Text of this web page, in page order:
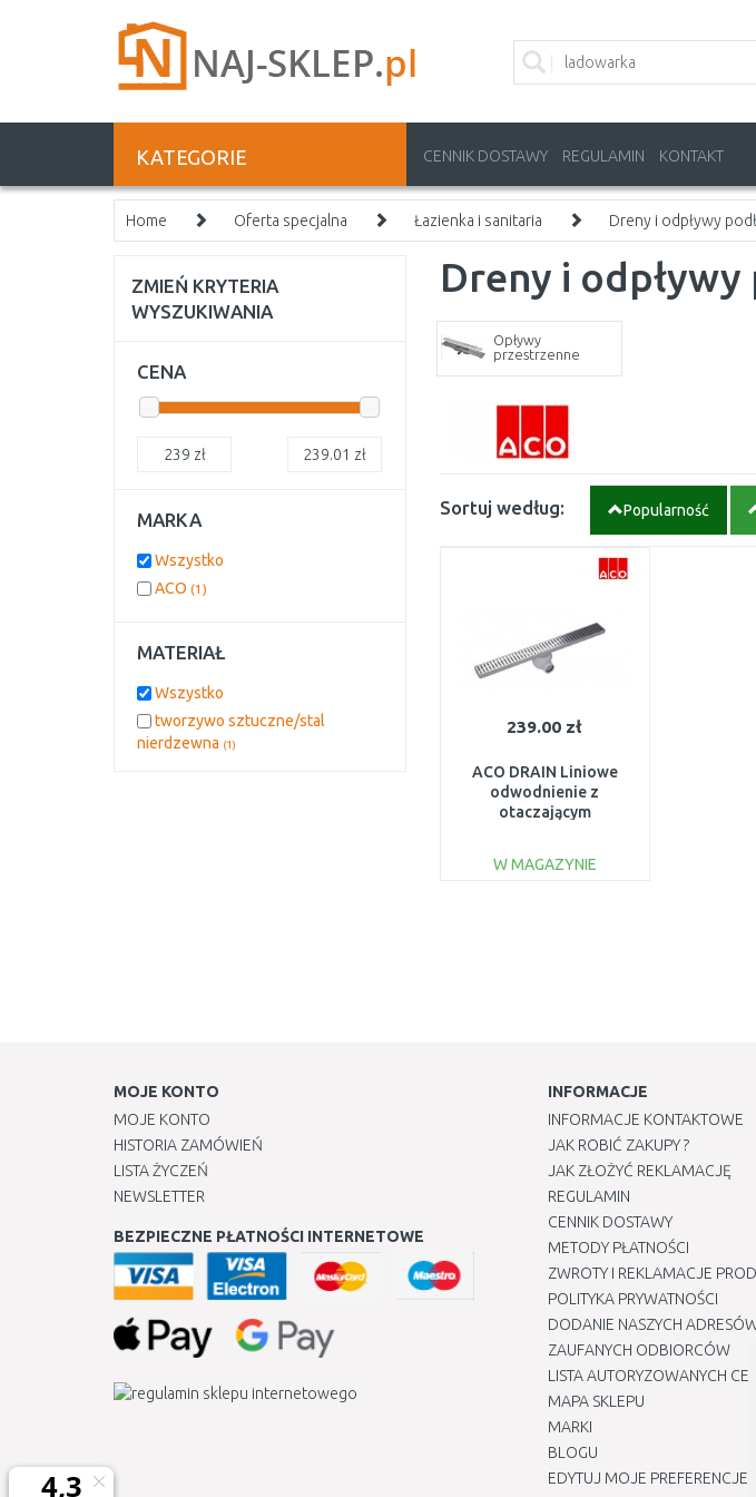
KATEGORIE CENNIK DOSTAWY REGULAMIN KONTAKT
Home Oferta specjalna Łazienka i sanitaria Dreny i odpływy
Dreny i
Opływy
przestrzenne
Sortuj według: Popularność
239.00 zł
ACO DRAIN Liniowe
odwodnienie z
otaczającym
405724
W MAGAZYNIE
ZMIEŃ KRYTERIA
WYSZUKIWANIA
CENA
239 zł 239.01 zł
MARKA
Wszystko
ACO (1)
MATERIAŁ
Wszystko
tworzywo sztuczne/stal
nierdzewna (1)
MOJE KONTO
MOJE KONTO
HISTORIA ZAMÓWIEŃ
LISTA ŻYCZEŃ
NEWSLETTER
BEZPIECZNE PŁATNOŚCI INTERNETOWE
INFORMACJE
INFORMACJE KONTAKTOWE
JAK ROBIĆ ZAKUPY ?
JAK ZŁOŻYĆ REKLAMACJĘ
REGULAMIN
CENNIK DOSTAWY
METODY PŁATNOŚCI
ZWROTY I REKLAMACJE
POLITYKA PRYWATNOŚCI
DODANIE NASZYCH
ZAUFANYCH ODBIORCÓW
LISTA AUTORYZOWANYCH
MAPA SKLEPU
MARKI
BLOGU
EDYTUJ MOJE PREFERENCJE